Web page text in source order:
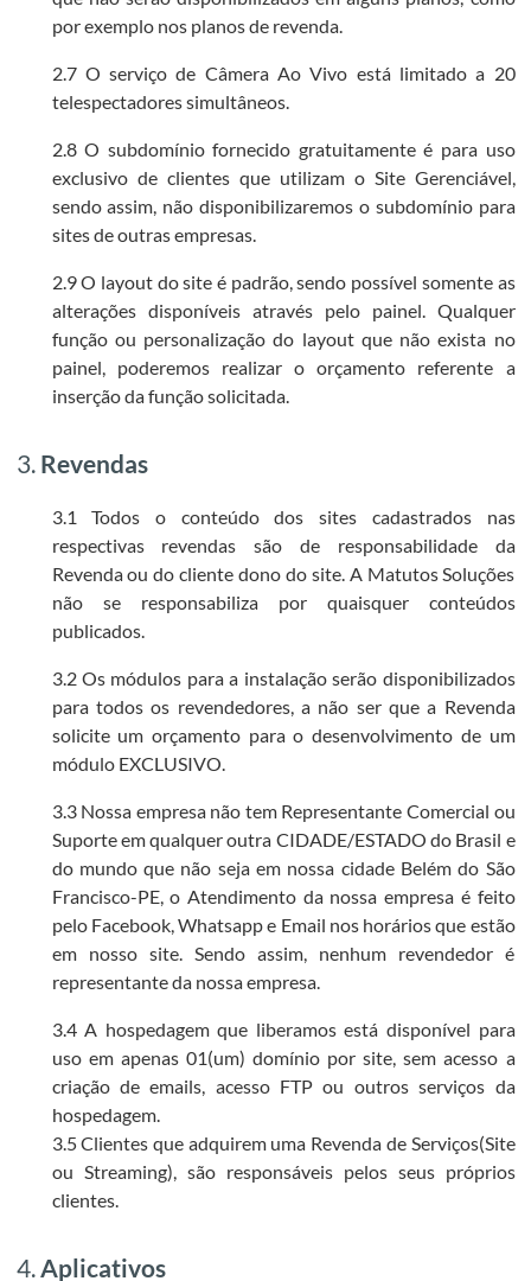
por exemplo nos planos de revenda.
2.7 O serviço de Câmera Ao Vivo está limitado a 20
telespectadores simultâneos.
2.8 O subdomínio fornecido gratuitamente é para uso
exclusivo de clientes que utilizam o Site Gerenciável,
sendo assim, não disponibilizaremos o subdomínio para
sites de outras empresas.
2.9 O layout do site é padrão, sendo possível somente as
alterações disponíveis através pelo painel. Qualquer
função ou personalização do layout que não exista no
painel, poderemos realizar o orçamento referente a
inserção da função solicitada.
3.Revendas
3.1 Todos o conteúdo dos sites cadastrados nas
respectivas revendas são de responsabilidade da
Revenda ou do cliente dono do site. A Matutos Soluções
não se responsabiliza por quaisquer conteúdos
publicados.
3.2 Os módulos para a instalação serão disponibilizados
para todos os revendedores, a não ser que a Revenda
solicite um orçamento para o desenvolvimento de um
módulo EXCLUSIVO.
3.3 Nossa empresa não tem Representante Comercial ou
Suporte em qualquer outra CIDADE/ESTADO do Brasil e
do mundo que não seja em nossa cidade Belém do São
Francisco-PE, o Atendimento da nossa empresa é feito
pelo Facebook, Whatsapp e Email nos horários que estão
em nosso site. Sendo assim, nenhum revendedor é
representante da nossa empresa.
3.4 A hospedagem que liberamos está disponível para
uso em apenas 01(um) domínio por site, sem acesso a
criação de emails, acesso FTP ou outros serviços da
hospedagem.
3.5 Clientes que adquirem uma Revenda de Serviços(Site
ou Streaming), são responsáveis pelos seus próprios
clientes.
4.Aplicativos